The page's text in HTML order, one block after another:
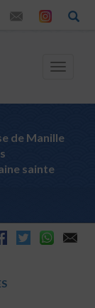
Toggle
de Manille
sainte